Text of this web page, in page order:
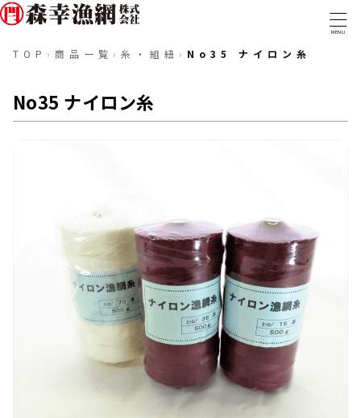
MENU
事業内容
テグス・コード
マグロ延縄用資材
トローリング・釣具
船具・備品
ウェアアイテム
〒288-0056 千葉県銚子市新生町1-40-1
TEL :0479-22-4567
受付時間：平日8:00-17:00
TOP › 商品一覧 › 糸・組紐 › No35 ナイロン糸
No35 ナイロン糸